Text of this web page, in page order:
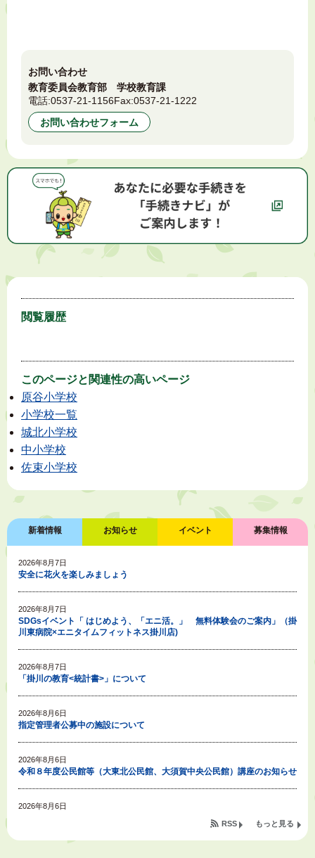
お問い合わせ
教育委員会教育部 学校教育課
電話:0537-21-1156Fax:0537-21-1222
お問い合わせフォーム
閲覧履歴
このページと 関連性の高いページ
原谷小学校
小学校一覧
城北小学校
中小学校
佐束小学校
新着情報 お知らせ イベント 募集情報
2026年8月7日
安全に花火を楽しみましょう
2026年8月7日
SDGsイベント「 はじめよう、「エニ活。」 無料体験会のご案内」（掛
川東病院×エニタイムフィットネス掛川店)
2026年8月7日
「掛川の教育<統計書>」について
2026年8月6日
指定管理者公募中の施設について
2026年8月6日
令和８年度公民館等（大東北公民館、大須賀中央公民館）講座のお知らせ
2026年8月6日
熱中症対策「クーリングシェルター」の設置について
もっと見る
RSS